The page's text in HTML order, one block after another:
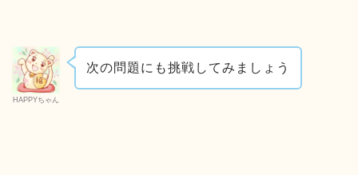
HAPPYちゃん
次の問題にも挑戦してみましょう